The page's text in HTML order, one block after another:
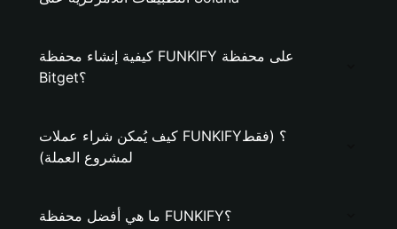
كيفية إنشاء محفظة FUNKIFY على محفظة
Bitget؟
كيف يُمكن شراء عملات FUNKIFY؟ (فقط
لمشروع العملة)
ما هي أفضل محفظة FUNKIFY؟